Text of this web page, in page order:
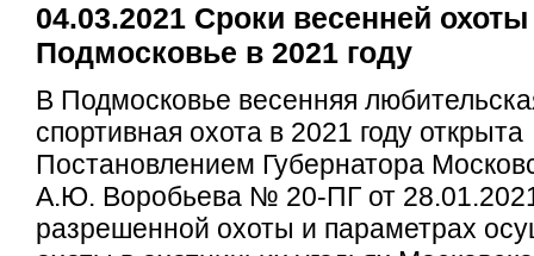
04.03.2021 Сроки весенней
Подмосковье в 2021 году
В Подмосковье весенняя
спортивная охота в 2021 году открыта
Постановлением Губернатора
А.Ю. Воробьева № 20-ПГ от
разрешенной охоты и параметрах